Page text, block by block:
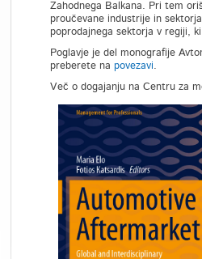
Zahodnega Balkana. Pri tem
proučevane industrije in
poprodajnega sektorja v regiji,
Poglavje je del monografije
preberete na povezavi.
Več o dogajanju na Centru za